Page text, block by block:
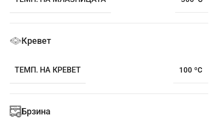
Кревет
ТЕМП. НА КРЕВЕТ 100 ºC
Брзина